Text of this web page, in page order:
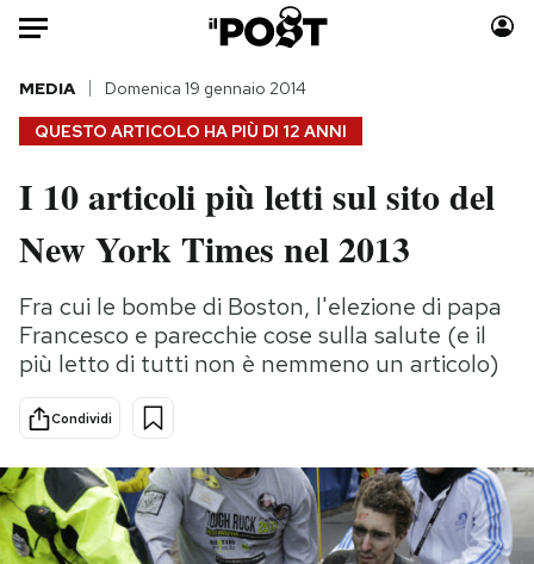
Auto
HOME
Italia
Politica
Tecnologia
Internet
Scienza
Cultura
Economia
Sport
Moda
Consumismi
Storie/Idee
Ok Boomer!
Media
Mondiali calcio 2026
QUESTO ARTICOLO HA PIÙ DI 12 ANNI
MEDIA Domenica 19 gennaio 2014
I 10 articoli più letti sul sito del
New York Times nel 2013
Fra cui le bombe di Boston, l'elezione di papa
Francesco e parecchie cose sulla salute (e il
più letto di tutti non è nemmeno un articolo)
Condividi